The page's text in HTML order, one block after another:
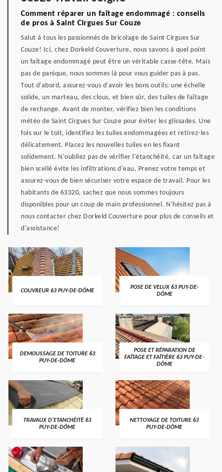
Comment réparer un faîtage endommagé : conseils
de pros à Saint Cirgues Sur Couze
Salut à tous les passionnés de bricolage de Saint Cirgues Sur
Couze! Ici, chez Dorkeld Couverture, nous savons à quel point
un faîtage endommagé peut être un véritable casse-tête. Mais
pas de panique, nous sommes là pour vous guider pas à pas.
Tout d'abord, assurez-vous d'avoir les bons outils: une échelle
solide, un marteau, des clous, et bien sûr, des tuiles de faîtage
de rechange. Avant de monter, vérifiez bien les conditions
météo de Saint Cirgues Sur Couze pour éviter les glissades. Une
fois sur le toit, identifiez les tuiles endommagées et retirez-les
délicatement. Placez les nouvelles tuiles en les fixant
solidement. N'oubliez pas de vérifier l'étanchéité, car un faîtage
bien scellé évite les infiltrations d'eau. Prenez votre temps et
assurez-vous de bien sécuriser votre espace de travail. Pour les
habitants de 63320, sachez que nous sommes toujours
disponibles pour un coup de main professionnel. N'hésitez pas à
nous contacter chez Dorkeld Couverture pour plus de conseils et
d'assistance!
COUVREUR 63 PUY-DE-DÔME
POSE DE VELUX 63 PUY-DE-
DÔME
DEMOUSSAGE DE TOITURE 63
PUY-DE-DÔME
POSE ET RÉPARATION DE
FAÎTAGE ET FAÎTIÈRE 63 PUY-DE-
DÔME
TRAVAUX D'ETANCHÉITÉ 63
PUY-DE-DÔME
NETTOYAGE DE TOITURE 63
PUY-DE-DÔME